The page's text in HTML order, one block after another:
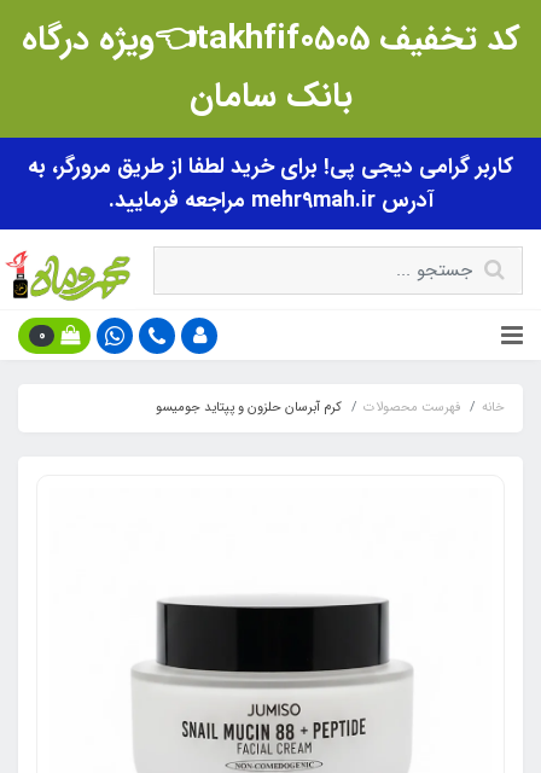
کد تخفیف takhfif0505👈ویژه درگاه
بانک سامان
کاربر گرامی دیجی پی! برای خرید لطفا از طریق مرورگر، به
آدرس mehr9mah.ir مراجعه فرمایید.
0
خانه فهرست محصولات کرم آبرسان حلزون و پپتاید جومیسو